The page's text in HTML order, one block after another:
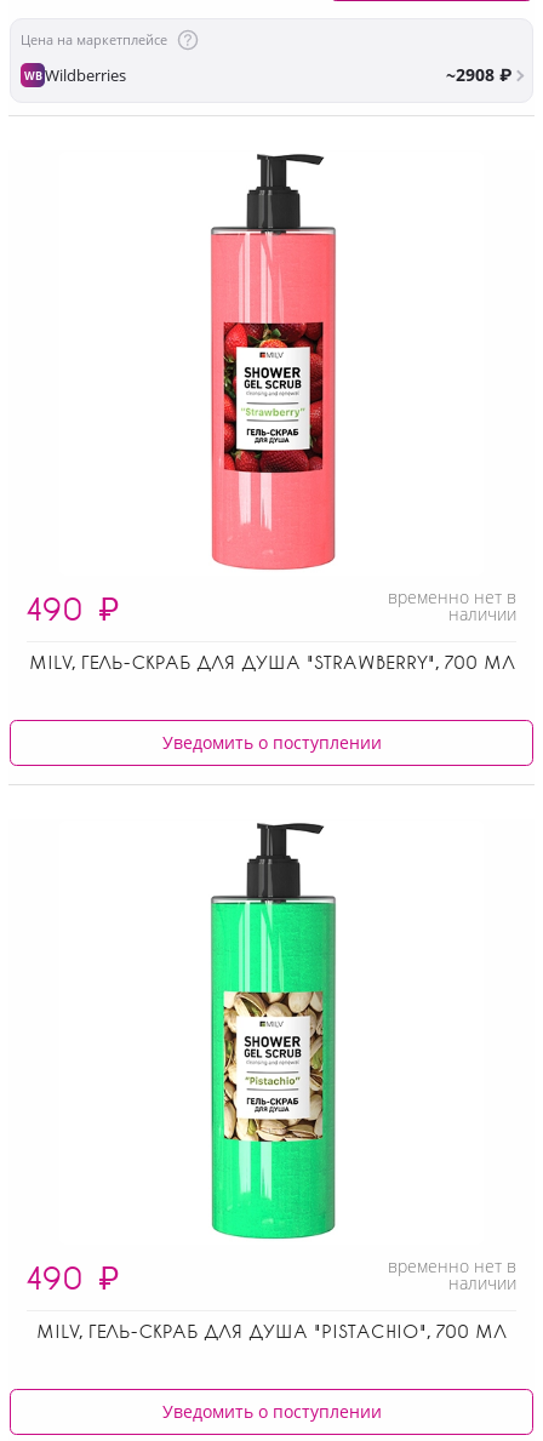
Цена на маркетплейсе
WBWildberries ~2908 ₽
490 ₽ временно нет в
наличии
MILV, ГЕЛЬ-СКРАБ ДЛЯ ДУША "STRAWBERRY", 700 МЛ
Уведомить о поступлении
490 ₽ временно нет в
наличии
MILV, ГЕЛЬ-СКРАБ ДЛЯ ДУША "PISTACHIO", 700 МЛ
Уведомить о поступлении